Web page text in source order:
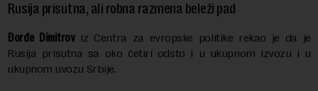
Rusija prisutna, ali robna razmena beleži pad
Đorđe Dimitroviz Centra za evropske politike rekao je da je
Rusija prisutna sa oko četiri odsto i u ukupnom izvozu i u
ukupnom uvozu Srbije.